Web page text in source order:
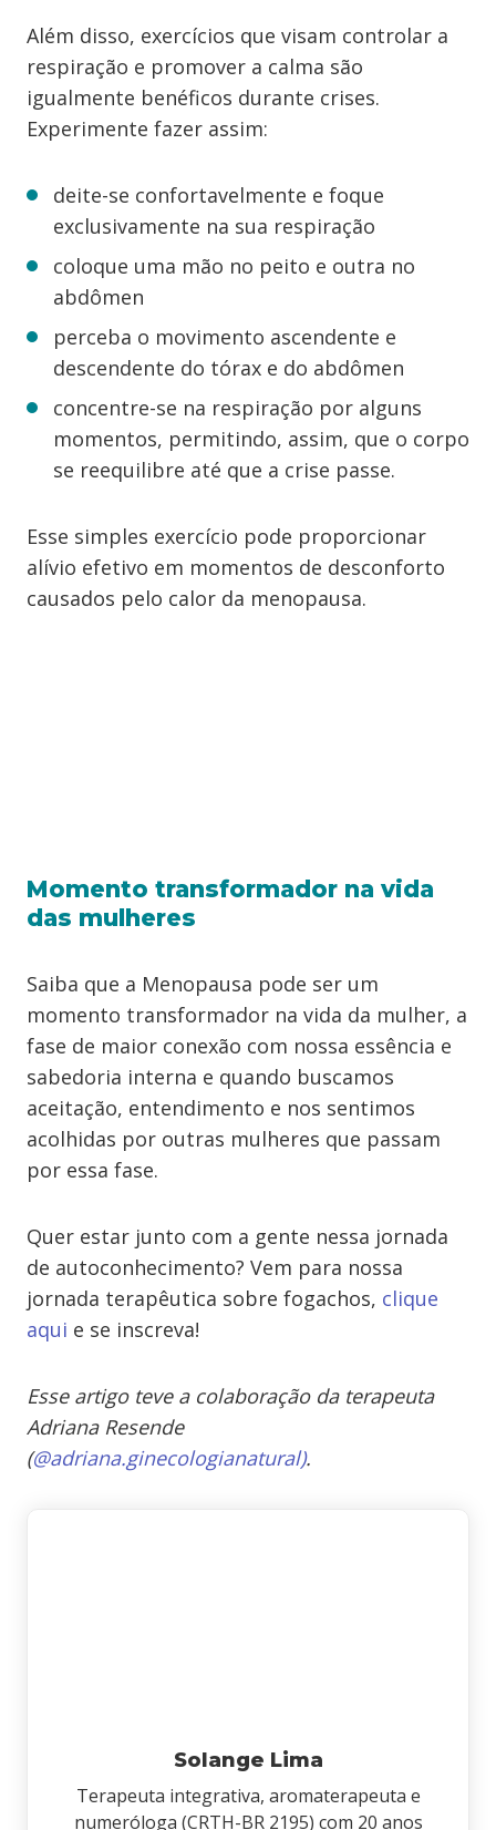
Além disso, exercícios que visam controlar a
respiração e promover a calma são
igualmente benéficos durante crises.
Experimente fazer assim:
deite-se confortavelmente e foque
exclusivamente na sua respiração
coloque uma mão no peito e outra no
abdômen
perceba o movimento ascendente e
descendente do tórax e do abdômen
concentre-se na respiração por alguns
momentos, permitindo, assim, que o corpo
se reequilibre até que a crise passe.
Esse simples exercício pode proporcionar
alívio efetivo em momentos de desconforto
causados pelo calor da menopausa.
Momento transformador na vida
das mulheres
Saiba que a Menopausa pode ser um
momento transformador na vida da mulher, a
fase de maior conexão com nossa essência e
sabedoria interna e quando buscamos
aceitação, entendimento e nos sentimos
acolhidas por outras mulheres que passam
por essa fase.
Quer estar junto com a gente nessa jornada
de autoconhecimento? Vem para nossa
jornada terapêutica sobre fogachos, clique
aqui e se inscreva!
Esse artigo teve a colaboração da terapeuta
Adriana Resende
(@adriana.ginecologianatural).
Solange Lima
Terapeuta integrativa, aromaterapeuta e
numeróloga (CRTH-BR 2195) com 20 anos